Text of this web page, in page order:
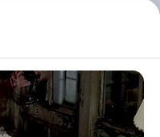
ามวันเกิด